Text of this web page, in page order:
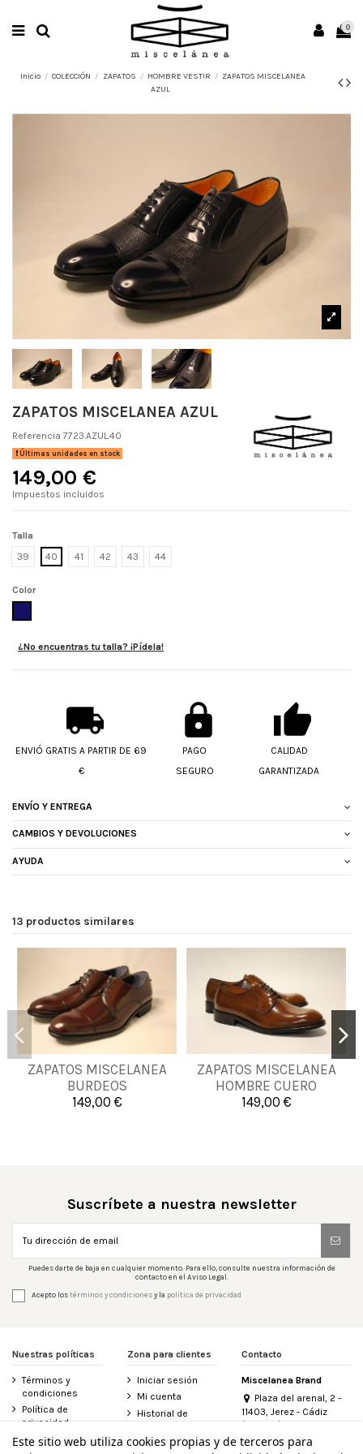
0
Inicio COLECCIÓN ZAPATOS HOMBRE VESTIR
ZAPATOS MISCELANEA
AZUL
ZAPATOS MISCELANEA AZUL
Referencia 7723.AZUL.40
Últimas unidades en stock
149,00 €
Impuestos incluidos
Talla
39
40 41 42 43 44
Color
¿No encuentras tu talla? ¡Pídela!
ENVIÓ GRATIS A PARTIR DE 69
€
PAGO
SEGURO
CALIDAD
GARANTIZADA
ENVÍO Y ENTREGA
CAMBIOS Y DEVOLUCIONES
AYUDA
13 productos similares
ZAPATOS MISCELANEA
BURDEOS
149,00 €
39 40 41
42
43
44 45
46
ZAPATOS MISCELANEA
HOMBRE CUERO
149,00 €
39 40 41
42
44
Suscríbete a nuestra newsletter
Puedes darte de baja en cualquier momento. Para ello, consulte nuestra información de
contacto en el Aviso Legal.
Acepto lostérminos y condicionesy la política de privacidad
Nuestras políticas
Términos y
condiciones
Política de
privacidad
Aviso legal
Zona para clientes
Iniciar sesión
Mi cuenta
Historial de
Contacte con
Contacto
Miscelanea Brand
Plaza del arenal, 2 -
11403, Jerez - Cádiz
(España)
956 155 340
Este sitio web utiliza cookies propias y de terceros para